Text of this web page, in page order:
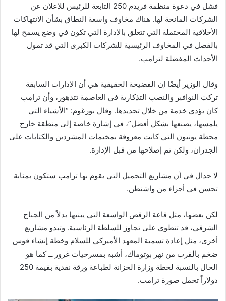
فشل في دعوة منظمة فريدم 250 التابعة للرئيس للإعلان عن
الشركات المانحة لها. هناك مخاوف واسعة النطاق بشأن الانتهاكات
الأخلاقية المحتملة التي تتعلق بالإدارة التي تكون في وضع يسمح لها
بالفصل في المخاوف الرئيسية للشركات الكبرى التي قد تمول
الأحداث المفضلة لترامب.
وقال الوزير أيضًا إن الفضيحة الحقيقية هي أن الإدارات السابقة
تركت النوافير والنصب التذكارية في العاصمة تتدهور، وأن ترامب
كان يؤدي خدمة من خلال تجديدها. وقال بورغوم: “الأشياء التي
يلمسها، يصنعها بشكل أفضل”، في إشارة خاصة إلى منطقة خارج
محطة يونيون التي كانت معروفة بمخيمات المشردين والكتابات على
الجدران، ولكن تم إصلاحها من قبل الإدارة.
لا جدال في أن مشاريع التجميل التي يقوم بها ترامب ستكون بمثابة
تحسن في أجزاء من واشنطن.
لكن بعضها، مثل قاعة الرقص الواسعة التي يبنيها بدلاً من الجناح
الشرقي، قد تنطوي على تجاوز للسلطة الرئاسية. وتبدو مشاريع
أخرى، مثل إعادة تسمية المعهد الأميركي للسلام وخطة إنشاء قوس
ضخم بالقرب من نهر بوتوماك، أشبه بمسرحيات غرور ــ كما هو
الحال بالنسبة لخطة وزارة الخزانة لطباعة ورقة نقدية بقيمة 250
دولاراً تحمل صورة ترامب.